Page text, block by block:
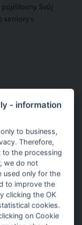
Svůj
seniory v
zákeřnou svídu,
Krupáčovy Vrutice
- information
to business,
Therefore,
the processing
we do not
used only for the
to improve the
clicking the OK
cookies.
on Cookie